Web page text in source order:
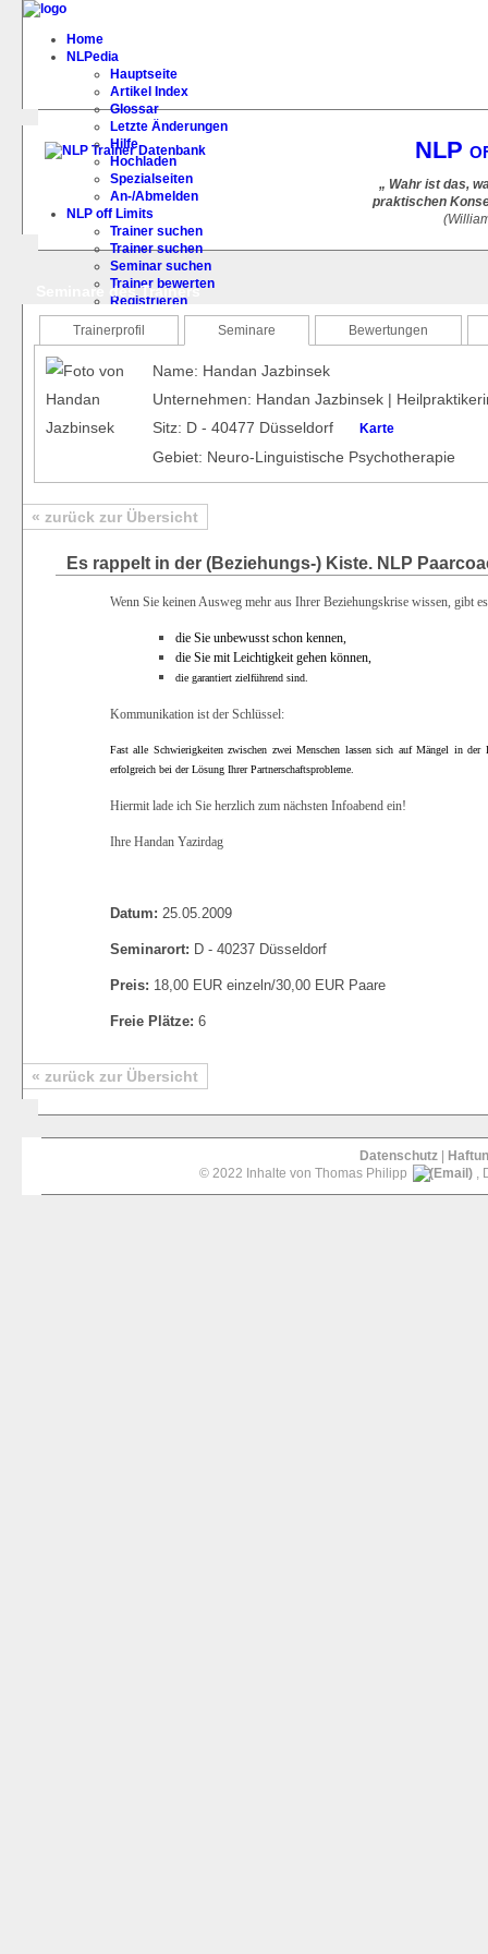
Home
NLPedia
Hauptseite
Artikel Index
Glossar
Letzte Änderungen
Hilfe
Hochladen
Spezialseiten
An-/Abmelden
NLP off Limits
Trainer suchen
Trainer suchen
Seminar suchen
Trainer bewerten
Registrieren
FAQ
NLP
„ Wahr ist das,
praktischen
Seminare des Trainers
Trainerprofil Seminare Bewertungen
Name: Handan Jazbinsek
Unternehmen: Handan Jazbinsek |
Sitz: D - 40477 Düsseldorf
Karte
Gebiet: Neuro-Linguistische Psychotherapie
« zurück zur Übersicht
Es rappelt in der (Beziehungs-) Kiste. NLP
Wenn Sie keinen Ausweg mehr aus Ihrer Beziehungskrise wissen, gibt
die Sie unbewusst schon kennen,
die Sie mit Leichtigkeit gehen können,
die garantiert zielführend sind.
Kommunikation ist der Schlüssel:
Fast alle Schwierigkeiten zwischen zwei Menschen lassen sich auf Mängel in
erfolgreich bei der Lösung Ihrer Partnerschaftsprobleme.
Hiermit lade ich Sie herzlich zum nächsten Infoabend ein!
Ihre Handan Yazirdag
Datum: 25.05.2009
Seminarort: D - 40237 Düsseldorf
Preis: 18,00 EUR einzeln/30,00 EUR Paare
Freie Plätze: 6
« zurück zur Übersicht
Datenschutz
© 2022 Inhalte von Thomas Philipp
,